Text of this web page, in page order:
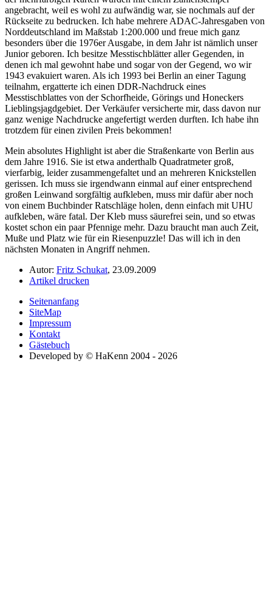
angebracht, weil es wohl zu aufwändig war, sie nochmals auf der
Rückseite zu bedrucken. Ich habe mehrere ADAC-Jahresgaben von
Norddeutschland im Maßstab 1:200.000 und freue mich ganz
besonders über die 1976er Ausgabe, in dem Jahr ist nämlich unser
Junior geboren. Ich besitze Messtischblätter aller Gegenden, in
denen ich mal gewohnt habe und sogar von der Gegend, wo wir
1943 evakuiert waren. Als ich 1993 bei Berlin an einer Tagung
teilnahm, ergatterte ich einen DDR-Nachdruck eines
Messtischblattes von der Schorfheide, Görings und Honeckers
Lieblingsjagdgebiet. Der Verkäufer versicherte mir, dass davon nur
ganz wenige Nachdrucke angefertigt werden durften. Ich habe ihn
trotzdem für einen zivilen Preis bekommen!
Mein absolutes Highlight ist aber die Straßenkarte von Berlin aus
dem Jahre 1916. Sie ist etwa anderthalb Quadratmeter groß,
vierfarbig, leider zusammengefaltet und an mehreren Knickstellen
gerissen. Ich muss sie irgendwann einmal auf einer entsprechend
großen Leinwand sorgfältig aufkleben, muss mir dafür aber noch
von einem Buchbinder Ratschläge holen, denn einfach mit UHU
aufkleben, wäre fatal. Der Kleb muss säurefrei sein, und so etwas
kostet schon ein paar Pfennige mehr. Dazu braucht man auch Zeit,
Muße und Platz wie für ein Riesenpuzzle! Das will ich in den
nächsten Monaten in Angriff nehmen.
Autor: Fritz Schukat, 23.09.2009
Artikel drucken
Seitenanfang
SiteMap
Impressum
Kontakt
Gästebuch
Developed by © HaKenn 2004 - 2026